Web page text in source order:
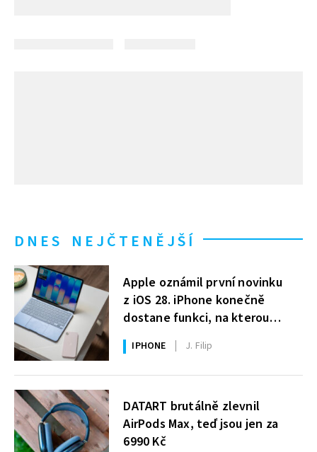
DNES NEJČTENĚJŠÍ
Apple oznámil první novinku
z iOS 28. iPhone konečně
dostane funkci, na kterou
uživatelé Windows čekají roky
IPHONE J. Filip
DATART brutálně zlevnil
AirPods Max, teď jsou jen za
6990 Kč